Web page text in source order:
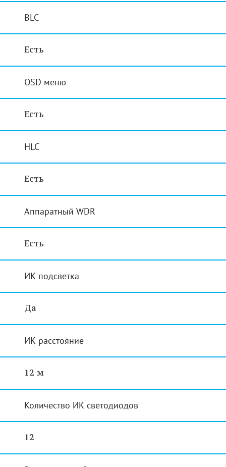
BLC
Есть
OSD меню
Есть
HLC
Есть
Аппаратный WDR
Есть
ИК подсветка
Да
ИК расстояние
12 м
Количество ИК светодиодов
12